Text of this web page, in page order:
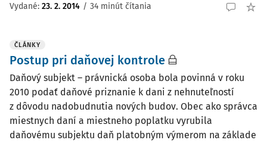
Vydané: 23. 2. 2014 / 34 minút čítania
ČLÁNKY
Postup pri daňovej kontrole
Daňový subjekt – právnická osoba bola povinná v roku
2010 podať daňové priznanie k dani z nehnuteľností
z dôvodu nadobudnutia nových budov. Obec ako správca
miestnych daní a miestneho poplatku vyrubila
daňovému subjektu daň platobným výmerom na základe